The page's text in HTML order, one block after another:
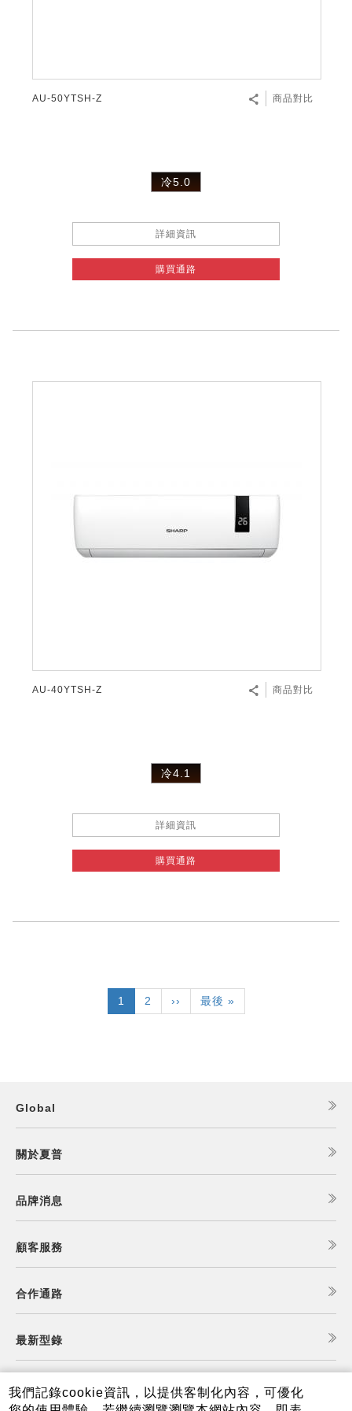
AU-50YTSH-Z 商品對比
冷5.0
詳細資訊
購買通路
AU-40YTSH-Z 商品對比
冷4.1
詳細資訊
購買通路
目
前
1
頁
面
2
下
一
››
Last
page
最後 »
Global
關於夏普
品牌消息
顧客服務
合作通路
最新型錄
食譜查詢
我們記錄cookie資訊，以提供客制化內容，可優化